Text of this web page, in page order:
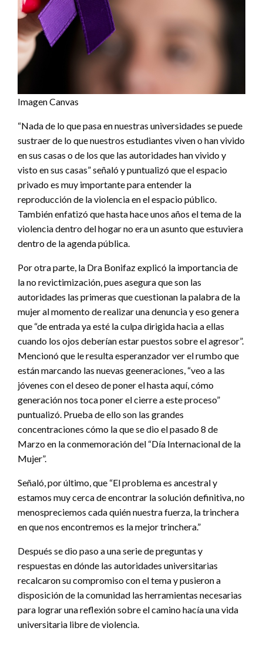
Imagen Canvas
“Nada de lo que pasa en nuestras universidades se puede
sustraer de lo que nuestros estudiantes viven o han vivido
en sus casas o de los que las autoridades han vivido y
visto en sus casas” señaló y puntualizó que el espacio
privado es muy importante para entender la
reproducción de la violencia en el espacio público.
También enfatizó que hasta hace unos años el tema de la
violencia dentro del hogar no era un asunto que estuviera
dentro de la agenda pública.
Por otra parte, la Dra Bonifaz explicó la importancia de
la no revictimización, pues asegura que son las
autoridades las primeras que cuestionan la palabra de la
mujer al momento de realizar una denuncia y eso genera
que “de entrada ya esté la culpa dirigida hacia a ellas
cuando los ojos deberían estar puestos sobre el agresor”.
Mencionó que le resulta esperanzador ver el rumbo que
están marcando las nuevas geeneraciones, “veo a las
jóvenes con el deseo de poner el hasta aquí, cómo
generación nos toca poner el cierre a este proceso”
puntualizó. Prueba de ello son las grandes
concentraciones cómo la que se dio el pasado 8 de
Marzo en la conmemoración del “Día Internacional de la
Mujer”.
Señaló, por último, que “El problema es ancestral y
estamos muy cerca de encontrar la solución definitiva, no
menospreciemos cada quién nuestra fuerza, la trinchera
en que nos encontremos es la mejor trinchera.”
Después se dio paso a una serie de preguntas y
respuestas en dónde las autoridades universitarias
recalcaron su compromiso con el tema y pusieron a
disposición de la comunidad las herramientas necesarias
para lograr una reflexión sobre el camino hacía una vida
universitaria libre de violencia.